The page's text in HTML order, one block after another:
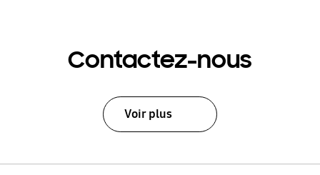
Contactez-nous
Voir plus